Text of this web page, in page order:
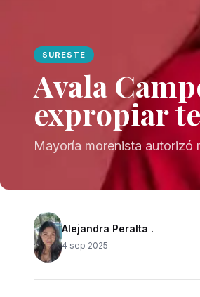
SURESTE
Avala
expropiar
Mayoría morenista autorizó
Alejandra Peralta .
4 sep 2025